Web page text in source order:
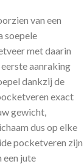
van een
soepele
met daarin
aanraking
dankzij de
exact
gewicht,
dus op elke
pocketveren zijn
een jute